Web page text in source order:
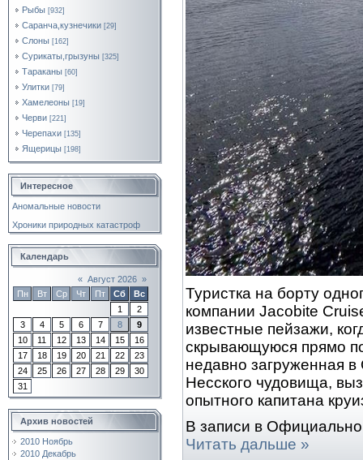
Рыбы [932]
Саранча,кузнечики [29]
Слоны [162]
Сурикаты,грызуны [325]
Тараканы [60]
Улитки [79]
Хамелеоны [19]
Черви [221]
Черепахи [135]
Ящерицы [198]
Интересное
Аномальные новости
Хроники природных катастроф
Календарь
« Август 2026 »
Пн
Вт Ср Чт Пт Сб
Вс
1
2
3
4 5 6 7 8
9
10
11 12 13 14 15
16
17
18 19 20 21 22
23
24
25 26 27 28 29
30
31
Архив новостей
2010 Ноябрь
2010 Декабрь
Туристка на борту
компании Jacobite
известные пейзажи,
скрывающуюся прямо
недавно загруженная
Несского чудовища,
опытного капитана
В записи в
Читать дальше »